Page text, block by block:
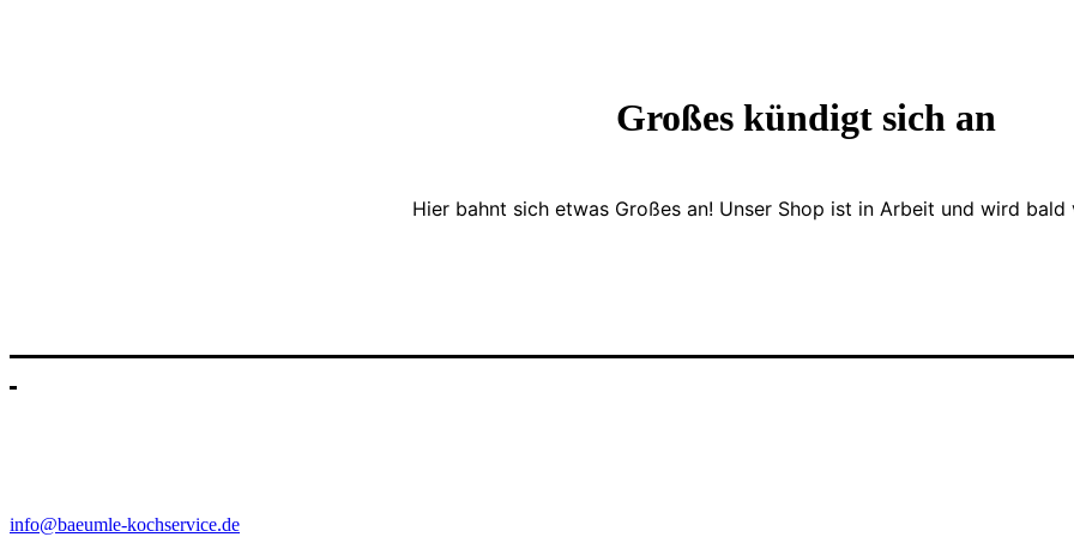
Großes kündigt sich an
Hier bahnt sich etwas Großes an! Unser Shop ist in Arbeit und wird
info@baeumle-kochservice.de